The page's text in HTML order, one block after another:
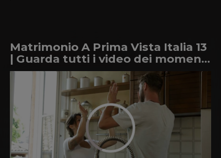
Matrimonio A Prima Vista Italia 13
| Guarda tutti i video dei momenti
più belli